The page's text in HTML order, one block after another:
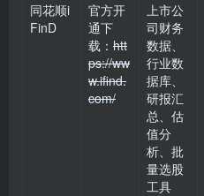
同花顺i
FinD
官方开
通下
载： htt
ps://ww
w.ifind.
com/
上市公
司财务
数据、
行业数
据库、
研报汇
总、估
值分
析、批
量选股
工具